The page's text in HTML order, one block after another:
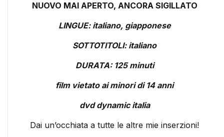
NUOVO MAI APERTO, ANCORA SIGILLATO
LINGUE: italiano, giapponese
SOTTOTITOLI: italiano
DURATA: 125 minuti
film vietato ai minori di 14 anni
dvd dynamic italia
Dai un’occhiata a tutte le altre mie inserzioni!